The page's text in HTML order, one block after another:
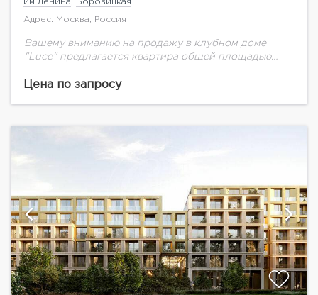
Адрес: Москва, Россия
Вашему вниманию на продажу в клубном доме
"Luce" предлагается квартира общей площадью
Крестовоздвиженском переулке Москвы — это
Цена по запросу